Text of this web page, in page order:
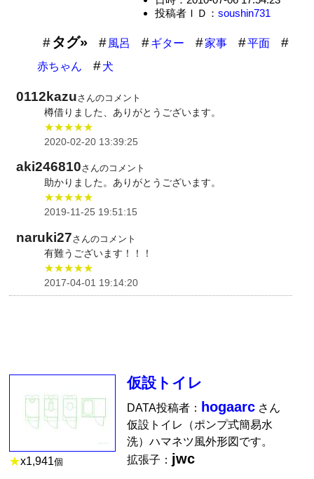
投稿者ＩＤ： soushin731
タグ» 風呂 ギター 家事
平面
赤ちゃん
犬
0112kazuさんのコメント
樽借りました、ありがとうございます。
★★★★★
2020-02-20 13:39:25
aki246810さんのコメント
助かりました。ありがとうございます。
★★★★★
2019-11-25 19:51:15
naruki27さんのコメント
有難うございます！！！
★★★★★
2017-04-01 19:14:20
★x1,941個
仮設トイレ
DATA投稿者： hogaarc さん
仮設トイレ（ポンプ式簡易水
洗）ハマネツ風外形図です。
拡張子： jwc